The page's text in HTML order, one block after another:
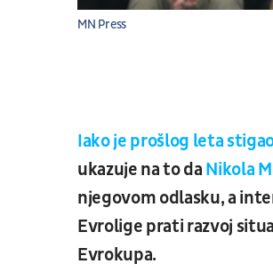
MN Press
Iako je prošlog leta
ukazuje na to da Nikola
njegovom odlasku, a
Evrolige prati razvoj
Evrokupa.